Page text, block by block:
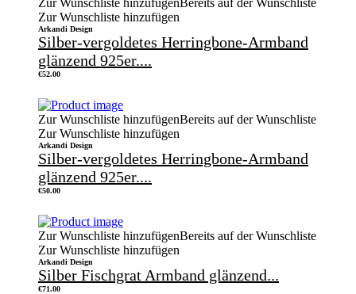
Zur Wunschliste hinzufügenBereits auf der Wunschliste
Zur Wunschliste hinzufügen
Arkandi Design
Silber-vergoldetes Herringbone-Armband
glänzend 925er....
€52.00
Zur Wunschliste hinzufügenBereits auf der Wunschliste
Zur Wunschliste hinzufügen
Arkandi Design
Silber-vergoldetes Herringbone-Armband
glänzend 925er....
€50.00
Zur Wunschliste hinzufügenBereits auf der Wunschliste
Zur Wunschliste hinzufügen
Arkandi Design
Silber Fischgrat Armband glänzend...
€71.00